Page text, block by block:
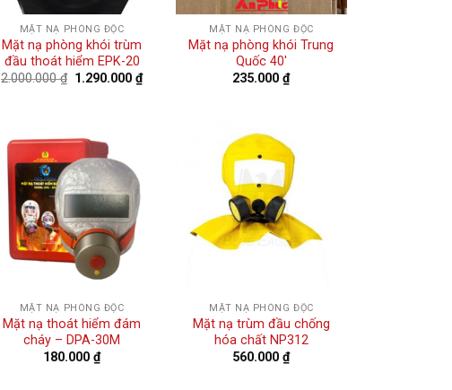
MẶT NẠ PHÒNG ĐỘC
Mặt nạ phòng khói trùm
đầu thoát hiểm EPK-20
2.000.000₫ 1.290.000₫
MẶT NẠ PHÒNG ĐỘC
Mặt nạ phòng khói Trung
Quốc 40′
235.000₫
MẶT NẠ PHÒNG ĐỘC
Mặt nạ thoát hiểm đám
cháy – DPA-30M
180.000₫
MẶT NẠ PHÒNG ĐỘC
Mặt nạ trùm đầu chống
hóa chất NP312
560.000₫